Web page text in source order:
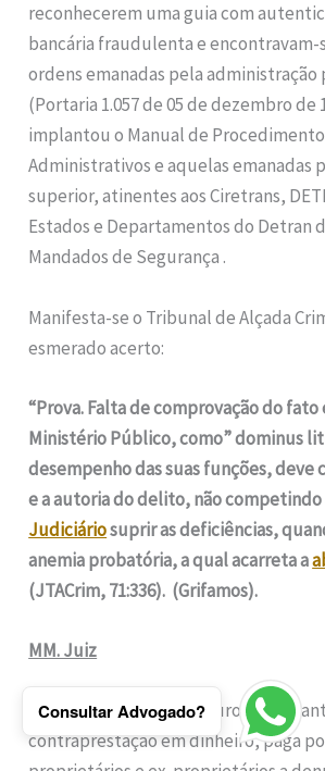
reconhecerem uma guia com
bancária fraudulenta e
ordens emanadas pela
(Portaria 1.057 de 05 de dezembro de
implantou o Manual de
Administrativos e aquelas emanadas
superior, atinentes aos Ciretrans,
Estados e Departamentos do Detran
Mandados de Segurança .
Manifesta-se o Tribunal de Alçada
esmerado acerto:
“Prova. Falta de comprovação do fato
Ministério Público, como” dominus
desempenho das suas funções, deve
e a autoria do delito, não competindo
Judiciáriosuprir as deficiências,
anemia probatória, a qual acarreta a
(JTACrim, 71:336). (Grifamos).
MM. Juiz
Dizer que: “ao que se apurou,
contraprestação em dinheiro, paga
Consultar Advogado?